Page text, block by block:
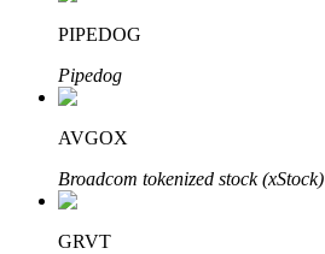
Bitrue
PIPEDOG
Pipedog
AVGOX
Broadcom tokenized stock (xStock)
GRVT